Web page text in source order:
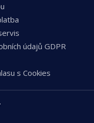
údajů GDPR
s Cookies